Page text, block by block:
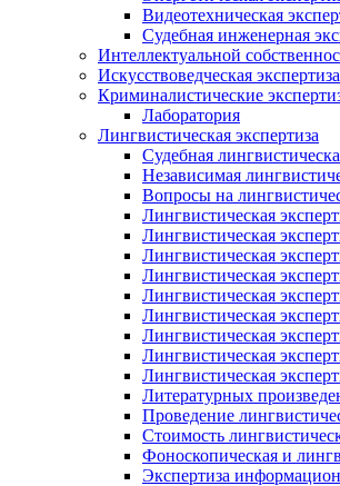
Видеотехническая
Судебная инженерная
Интеллектуальной
Искусствоведческая экспертиза
Криминалистические
Лаборатория
Лингвистическая экспертиза
Судебная
Независимая
Вопросы на
Лингвистическая
Лингвистическая
Лингвистическая
Лингвистическая
Лингвистическая
Лингвистическая
Лингвистическая
Лингвистическая
Лингвистическая
Литературных
Проведение
Стоимость
Фоноскопическая и
Экспертиза